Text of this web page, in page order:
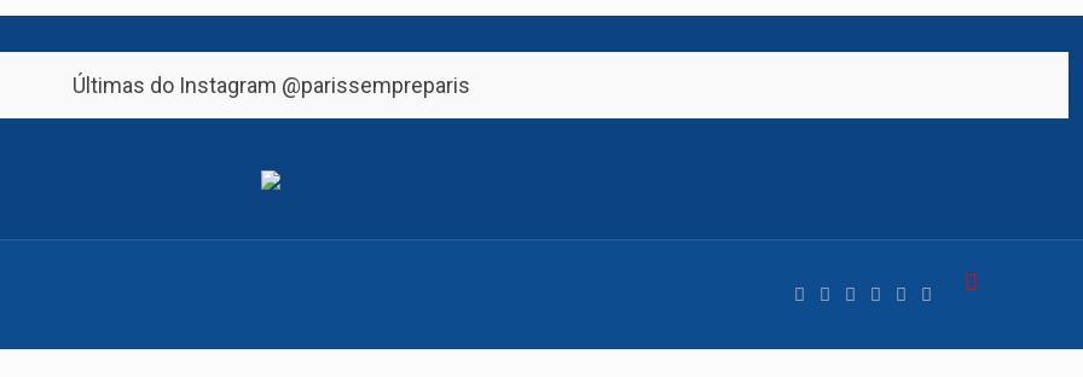
Últimas do Instagram @parissempreparis